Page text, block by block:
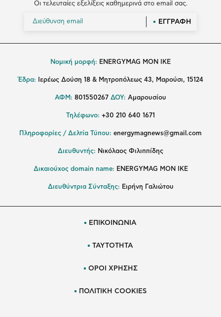
Οι τελευταίες εξελίξεις καθημερινά στο email σας.
ΕΓΓΡΑΦΗ
Νομική μορφή: ENERGYMAG MON IKE
Έδρα: Ιερέως Δούση 18 & Μητροπόλεως 43, Μαρούσι, 15124
ΑΦΜ: 801550267 ΔΟΥ: Αμαρουσίου
Τηλέφωνο: +30 210 640 1671
Πληροφορίες / Δελτία Τύπου: energymagnews@gmail.com
Διευθυντής: Νικόλαος Φιλιππίδης
Δικαιούχος domain name: ENERGYMAG ΜΟΝ ΙΚΕ
Διευθύντρια Σύνταξης: Ειρήνη Γαλιώτου
ΕΠΙΚΟΙΝΩΝΙΑ
ΤΑΥΤΟΤΗΤΑ
ΟΡΟΙ ΧΡΗΣΗΣ
ΠΟΛΙΤΙΚΗ COOKIES